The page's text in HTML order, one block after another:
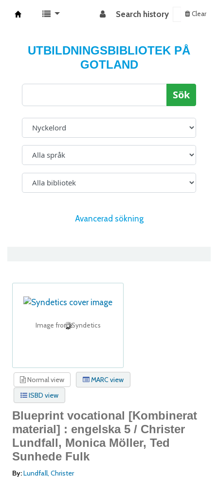
Search history Clear
UTBILDNINGSBIBLIOTEK PÅ
GOTLAND
Sök
Avancerad sökning
Image from Syndetics
Normal view
MARC view
ISBD view
Blueprint vocational [Kombinerat
material] : engelska 5 / Christer
Lundfall, Monica Möller, Ted
Sunhede Fulk
By:Lundfall, Christer